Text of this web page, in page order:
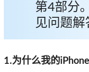
第4部分
见问题
1.为什么我的